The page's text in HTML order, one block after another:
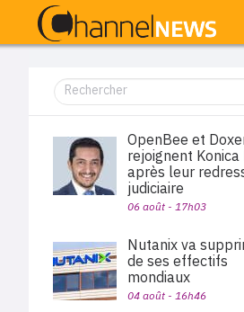
OpenBee et
rejoignent
après leur
judiciaire
06 août - 17h03
Nutanix va
de ses effectifs
mondiaux
04 août - 16h46